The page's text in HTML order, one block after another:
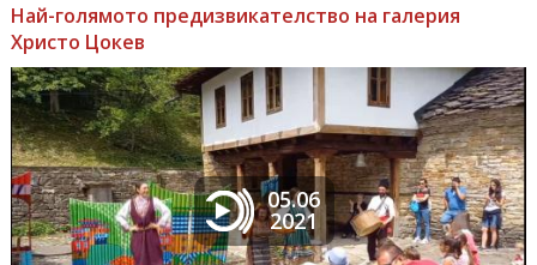
Най-голямото предизвикателство на галерия
Христо Цокев
05.06
2021